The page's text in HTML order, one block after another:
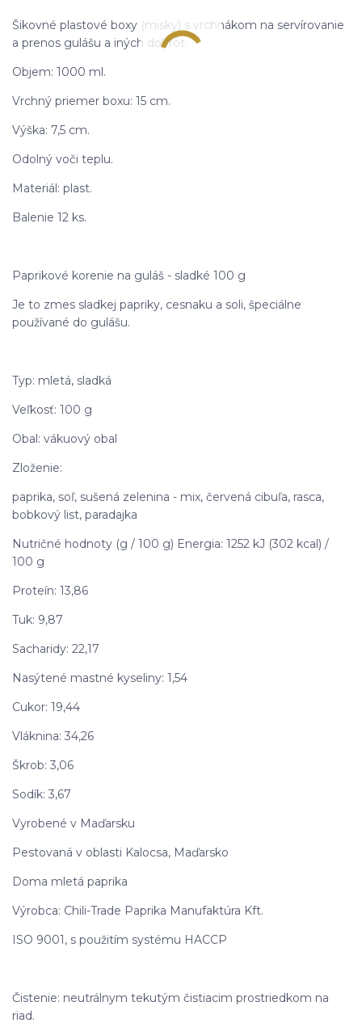
Šikovné plastové boxy (misky) s vrchnákom na servírovanie
a prenos gulášu a iných dobrôt.
Objem: 1000 ml.
Vrchný priemer boxu: 15 cm.
Výška: 7,5 cm.
Odolný voči teplu.
Materiál: plast.
Balenie 12 ks.
Paprikové korenie na guláš - sladké 100 g
Je to zmes sladkej papriky, cesnaku a soli, špeciálne
používané do gulášu.
Typ: mletá, sladká
Veľkosť: 100 g
Obal: vákuový obal
Zloženie:
paprika, soľ, sušená zelenina - mix, červená cibuľa, rasca,
bobkový list, paradajka
Nutričné hodnoty (g / 100 g) Energia: 1252 kJ (302 kcal) /
100 g
Proteín: 13,86
Tuk: 9,87
Sacharidy: 22,17
Nasýtené mastné kyseliny: 1,54
Cukor: 19,44
Vláknina: 34,26
Škrob: 3,06
Sodík: 3,67
Vyrobené v Maďarsku
Pestovaná v oblasti Kalocsa, Maďarsko
Doma mletá paprika
Výrobca: Chili-Trade Paprika Manufaktúra Kft.
ISO 9001, s použitím systému HACCP
Čistenie: neutrálnym tekutým čistiacim prostriedkom na
riad.